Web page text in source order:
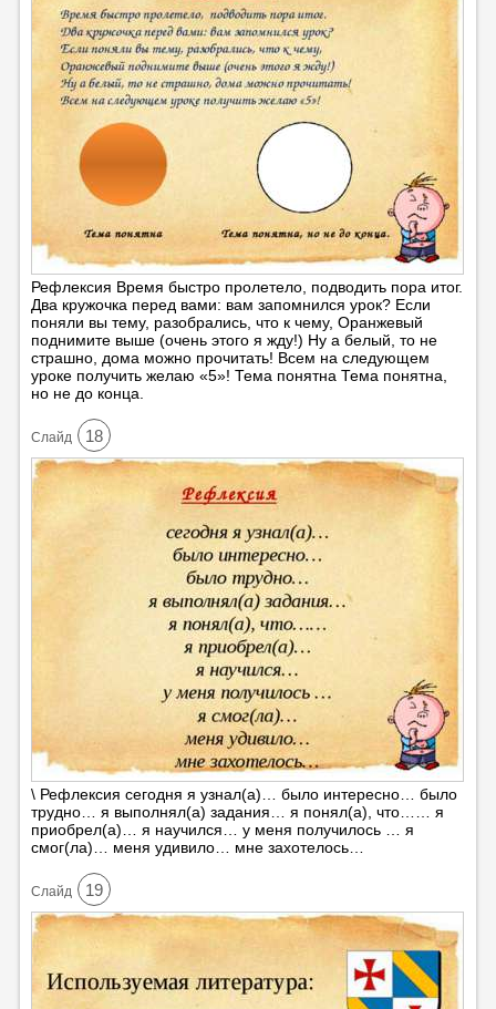
Рефлексия Время быстро пролетело, подводить пора итог.
Два кружочка перед вами: вам запомнился урок? Если
поняли вы тему, разобрались, что к чему, Оранжевый
поднимите выше (очень этого я жду!) Ну а белый, то не
страшно, дома можно прочитать! Всем на следующем
уроке получить желаю «5»! Тема понятна Тема понятна,
но не до конца.
Cлайд 18
\ Рефлексия сегодня я узнал(а)… было интересно… было
трудно… я выполнял(а) задания… я понял(а), что…… я
приобрел(а)… я научился… у меня получилось … я
смог(ла)… меня удивило… мне захотелось…
Cлайд 19